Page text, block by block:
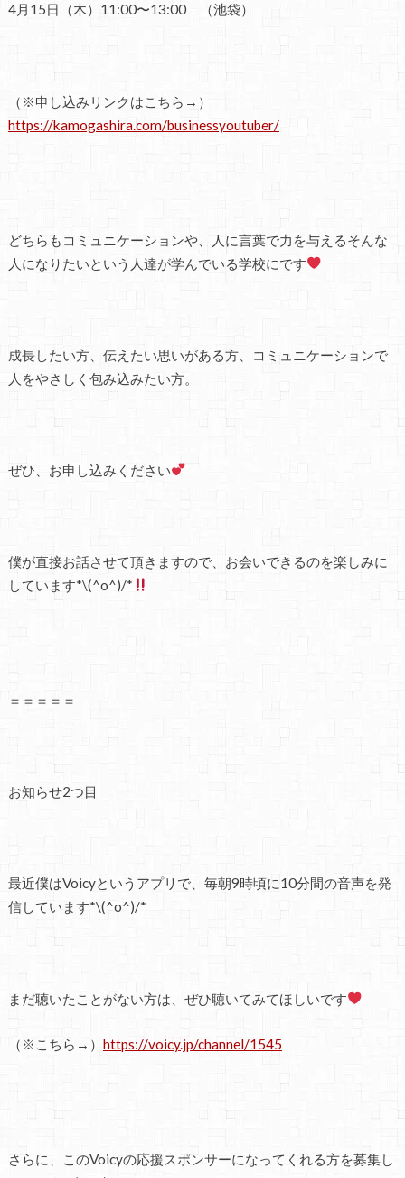
4月15日（木）11:00〜13:00 （池袋）
（※申し込みリンクはこちら→）
https://kamogashira.com/businessyoutuber/
どちらもコミュニケーションや、人に言葉で力を与えるそんな
人になりたいという人達が学んでいる学校にです
成長したい方、伝えたい思いがある方、コミュニケーションで
人をやさしく包み込みたい方。
ぜひ、お申し込みください
僕が直接お話させて頂きますので、お会いできるのを楽しみに
しています*\(^o^)/*
＝＝＝＝＝
お知らせ2つ目
最近僕はVoicyというアプリで、毎朝9時頃に10分間の音声を発
信しています*\(^o^)/*
まだ聴いたことがない方は、ぜひ聴いてみてほしいです
（※こちら→） https://voicy.jp/channel/1545
さらに、このVoicyの応援スポンサーになってくれる方を募集し